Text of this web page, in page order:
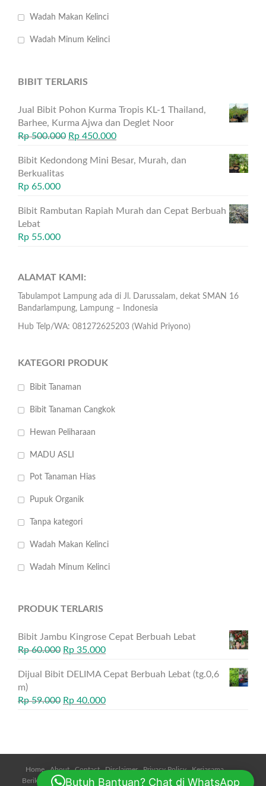
Wadah Makan Kelinci
Wadah Minum Kelinci
BIBIT TERLARIS
Jual Bibit Pohon Kurma Tropis KL-1 Thailand,
Barhee, Kurma Ajwa dan Deglet Noor
Rp500.000 Rp 450.000
Bibit Kedondong Mini Besar, Murah, dan
Berkualitas
Rp 65.000
Bibit Rambutan Rapiah Murah dan Cepat Berbuah
Lebat
Rp 55.000
ALAMAT KAMI:
Tabulampot Lampung ada di Jl. Darussalam, dekat SMAN 16
Bandarlampung, Lampung – Indonesia
Hub Telp/WA: 081272625203 (Wahid Priyono)
KATEGORI PRODUK
Bibit Tanaman
Bibit Tanaman Cangkok
Hewan Peliharaan
MADU ASLI
Pot Tanaman Hias
Pupuk Organik
Tanpa kategori
Wadah Makan Kelinci
Wadah Minum Kelinci
PRODUK TERLARIS
Bibit Jambu Kingrose Cepat Berbuah Lebat
Rp60.000 Rp 35.000
Dijual Bibit DELIMA Cepat Berbuah Lebat (tg.0,6
m)
Rp59.000 Rp 40.000
Home About Contact Disclaimer Privacy Policy
Kerjasama
Beriklan
Daftar Harga Cara Pemesanan Metode Pembayaran
Butuh Bantuan? Chat di WhatsApp